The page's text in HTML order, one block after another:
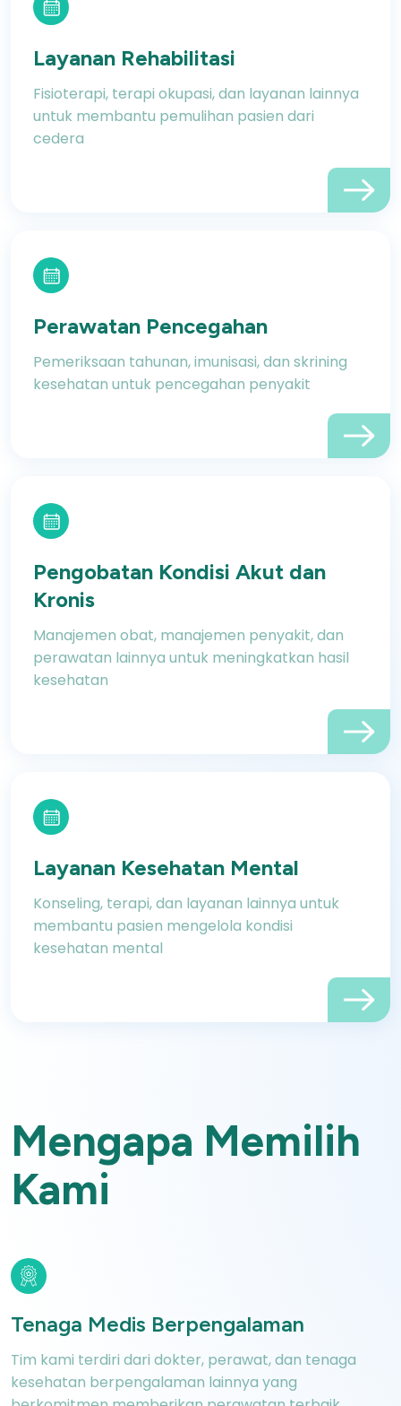
Layanan Rehabilitasi
Fisioterapi, terapi okupasi, dan layanan lainnya
untuk membantu pemulihan pasien dari
cedera
Perawatan Pencegahan
Pemeriksaan tahunan, imunisasi, dan skrining
kesehatan untuk pencegahan penyakit
Pengobatan Kondisi Akut dan
Kronis
Manajemen obat, manajemen penyakit, dan
perawatan lainnya untuk meningkatkan hasil
kesehatan
Layanan Kesehatan Mental
Konseling, terapi, dan layanan lainnya untuk
membantu pasien mengelola kondisi
kesehatan mental
Mengapa Memilih
Kami
Tenaga Medis Berpengalaman
Tim kami terdiri dari dokter, perawat,dan tenaga
kesehatan berpengalaman lainnya yang